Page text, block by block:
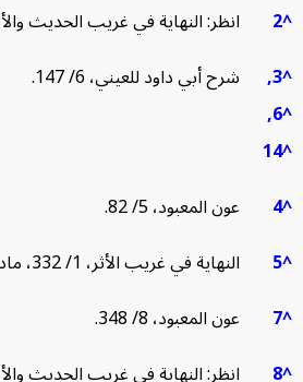
انظر: النهاية في غريب الحديث والأثر، 2/ 168، مادة (ذمم).
شرح أبي داود للعيني، 6/ 147.
عون المعبود، 5/ 82.
النهاية في غريب الأثر، 1/ 332، مادة (حبل).
عون المعبود، 8/ 348.
انظر: النهاية في غريب الحديث والأثر، 3/ 410، مادة (فتن).